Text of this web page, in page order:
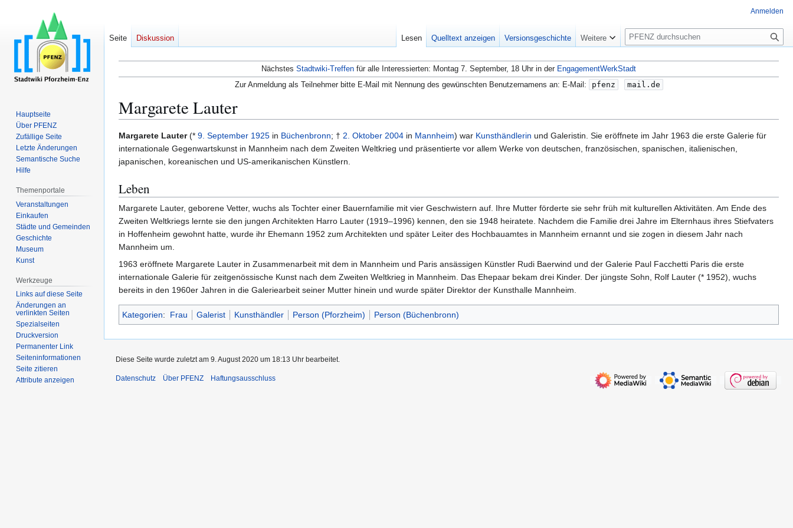
Nächstes Stadtwiki-Treffen für alle Interessierten: Montag 7. September, 18 Uhr in der EngagementWerkStadt
Zur Anmeldung als Teilnehmer bitte E-Mail mit Nennung des gewünschten Benutzernamens an: E-Mail:
pfenz mail.de
Margarete Lauter
Zur
Navigation
springen
Zur
Suche
springen
Margarete Lauter(* 9. September 1925 in Büchenbronn; † 2. Oktober 2004 in Mannheim) war Kunsthändlerin und Galeristin. Sie eröffnete im Jahr 1963 die erste Galerie für
internationale Gegenwartskunst in Mannheim nach dem Zweiten Weltkrieg und präsentierte vor allem Werke von deutschen, französischen, spanischen, italienischen,
japanischen, koreanischen und US-amerikanischen Künstlern.
Leben
Margarete Lauter, geborene Vetter, wuchs als Tochter einer Bauernfamilie mit vier Geschwistern auf. Ihre Mutter förderte sie sehr früh mit kulturellen Aktivitäten. Am Ende des
Zweiten Weltkriegs lernte sie den jungen Architekten Harro Lauter (1919–1996) kennen, den sie 1948 heiratete. Nachdem die Familie drei Jahre im Elternhaus ihres Stiefvaters
in Hoffenheim gewohnt hatte, wurde ihr Ehemann 1952 zum Architekten und später Leiter des Hochbauamtes in Mannheim ernannt und sie zogen in diesem Jahr nach
Mannheim um.
1963 eröffnete Margarete Lauter in Zusammenarbeit mit dem in Mannheim und Paris ansässigen Künstler Rudi Baerwind und der Galerie Paul Facchetti Paris die erste
internationale Galerie für zeitgenössische Kunst nach dem Zweiten Weltkrieg in Mannheim. Das Ehepaar bekam drei Kinder. Der jüngste Sohn, Rolf Lauter (* 1952), wuchs
bereits in den 1960er Jahren in die Galeriearbeit seiner Mutter hinein und wurde später Direktor der Kunsthalle Mannheim.
Kategorien: Frau Galerist Kunsthändler Person (Pforzheim) Person (Büchenbronn)
Anmelden
Seite Diskussion Lesen Quelltext anzeigen Versionsgeschichte Weitere
S
u
c
h
e
Hauptseite
Über PFENZ
Zufällige Seite
Letzte Änderungen
Semantische Suche
Hilfe
Themenportale
Veranstaltungen
Einkaufen
Städte und Gemeinden
Geschichte
Museum
Kunst
Werkzeuge
Links auf diese Seite
Änderungen an
verlinkten Seiten
Spezialseiten
Druckversion
Permanenter Link
Seiten­­informationen
Seite zitieren
Attribute anzeigen
Diese Seite wurde zuletzt am 9. August 2020 um 18:13 Uhr bearbeitet.
Datenschutz Über PFENZ Haftungsausschluss